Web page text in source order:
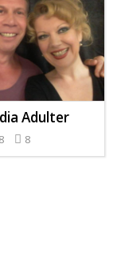
Adulter
8